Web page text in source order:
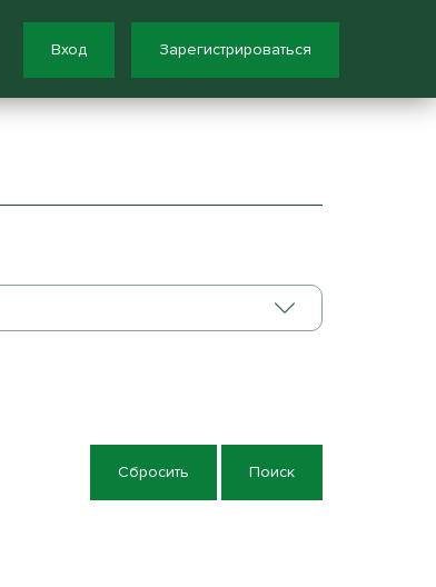
Вход Зарегистрироваться
Сбросить Поиск